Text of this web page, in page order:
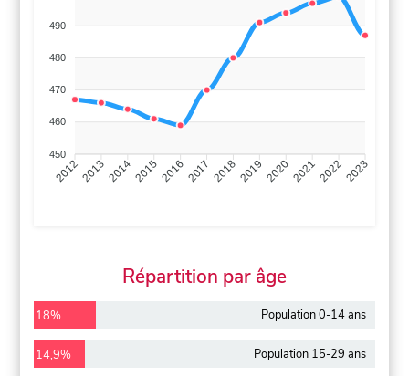
490
480
470
460
450
201220132014201520162017 20182019 2020202120222023
Répartition par âge
18% Population 0-14 ans
14,9% Population 15-29 ans